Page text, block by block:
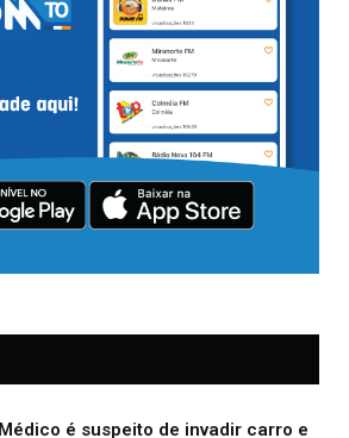
Médico é suspeito de invadir carro e